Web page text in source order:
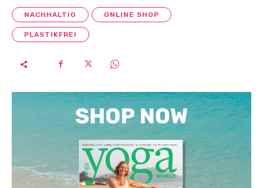
NACHHALTIG ONLINE SHOP
PLASTIKFREI